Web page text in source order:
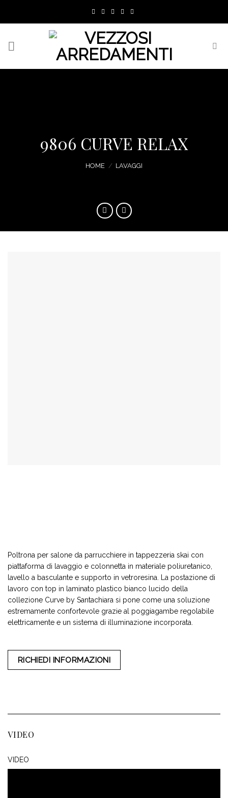
9806 CURVE RELAX
HOME / LAVAGGI
Poltrona per salone da parrucchiere in tappezzeria skai con
piattaforma di lavaggio e colonnetta in materiale poliuretanico,
lavello a basculante e supporto in vetroresina. La postazione di
lavoro con top in laminato plastico bianco lucido della
collezione Curve by Santachiara si pone come una soluzione
estremamente confortevole grazie al poggiagambe regolabile
elettricamente e un sistema di illuminazione incorporata.
RICHIEDI INFORMAZIONI
VIDEO
VIDEO